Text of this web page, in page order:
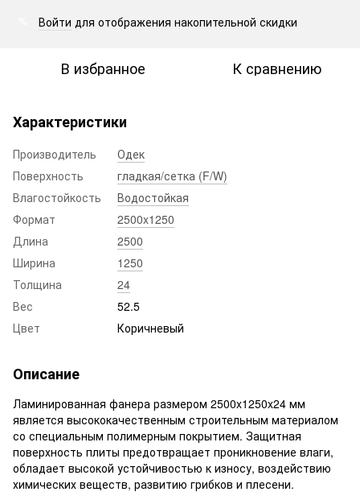
Войти для отображения накопительной скидки
В избранное К сравнению
Характеристики
Производитель
Одек
Поверхность
гладкая/сетка (F/W)
Влагостойкость
Водостойкая
Формат
2500x1250
Длина
2500
Ширина
1250
Толщина
24
Вес
52.5
Цвет
Коричневый
Описание
Ламинированная фанера размером 2500x1250x24 мм
является высококачественным строительным материалом
со специальным полимерным покрытием. Защитная
поверхность плиты предотвращает проникновение влаги,
обладает высокой устойчивостью к износу, воздействию
химических веществ, развитию грибков и плесени.